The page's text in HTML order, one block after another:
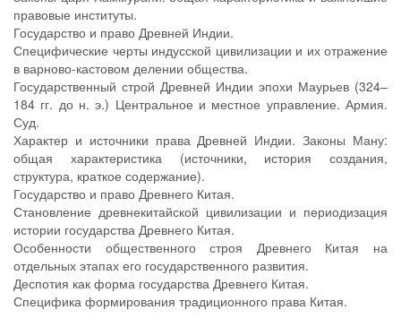
правовые институты.
Государство и право Древней Индии.
Специфические черты индусской цивилизации и их отражение
в варново-кастовом делении общества.
Государственный строй Древней Индии эпохи Маурьев (324–
184 гг. до н. э.) Центральное и местное управление. Армия.
Суд.
Характер и источники права Древней Индии. Законы Ману:
общая характеристика (источники, история создания,
структура, краткое содержание).
Государство и право Древнего Китая.
Становление древнекитайской цивилизации и периодизация
истории государства Древнего Китая.
Особенности общественного строя Древнего Китая на
отдельных этапах его государственного развития.
Деспотия как форма государства Древнего Китая.
Специфика формирования традиционного права Китая.